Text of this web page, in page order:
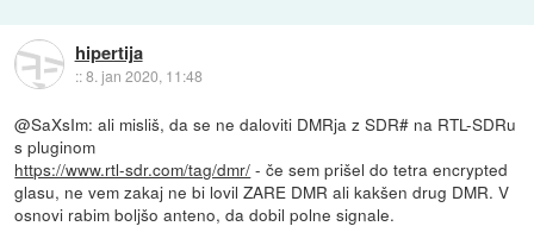
hipertija
::8. jan 2020, 11:48
@SaXsIm: ali misliš, da se ne daloviti DMRja z SDR# na RTL-SDRu
s pluginom
https://www.rtl-sdr.com/tag/dmr/ - če sem prišel do tetra encrypted
glasu, ne vem zakaj ne bi lovil ZARE DMR ali kakšen drug DMR. V
osnovi rabim boljšo anteno, da dobil polne signale.